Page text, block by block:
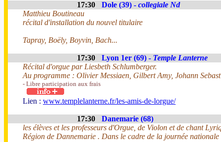
17:30 Dole (39) - collegiale Nd
Matthieu Boutineau
récital d'installation du nouvel titulaire
Tapray, Boëly, Boyvin, Bach...
17:30 Lyon 1er (69) - Temple Lanterne
Récital d'orgue par Liesbeth Schlumberger.
Au programme : Olivier Messiaen, Gilbert Amy, Johann
- Libre participation aux frais
Lien : www.templelanterne.fr/les-amis-de-lorgue/
17:30
Danemarie (68)
les élèves et les professeurs d'Orgue, de Violon et de chant
Région de Dannemarie . Dans le cadre de la journée